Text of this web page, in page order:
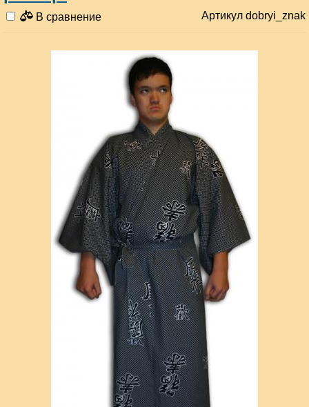
В сравнение Артикул dobryi_znak